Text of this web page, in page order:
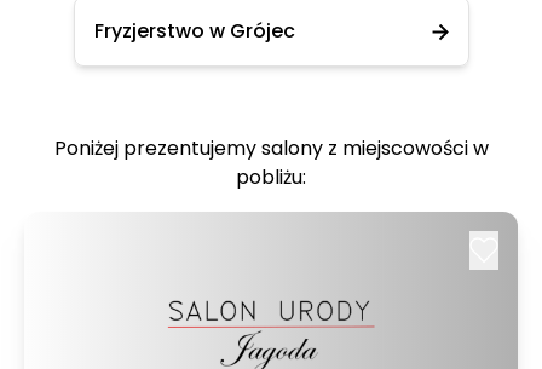
Fryzjerstwo w Grójec
Poniżej prezentujemy salony z miejscowości w
pobliżu: